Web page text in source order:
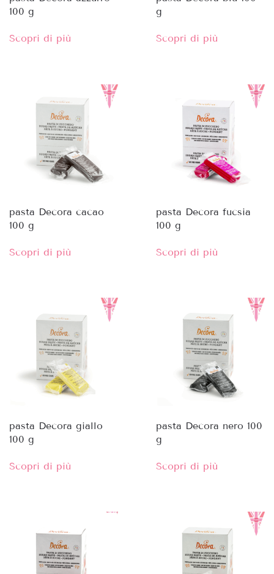
100 g
Scopri di più
g
Scopri di più
pasta Decora cacao
100 g
Scopri di più
pasta Decora fucsia
100 g
Scopri di più
pasta Decora giallo
100 g
Scopri di più
pasta Decora nero 100
g
Scopri di più